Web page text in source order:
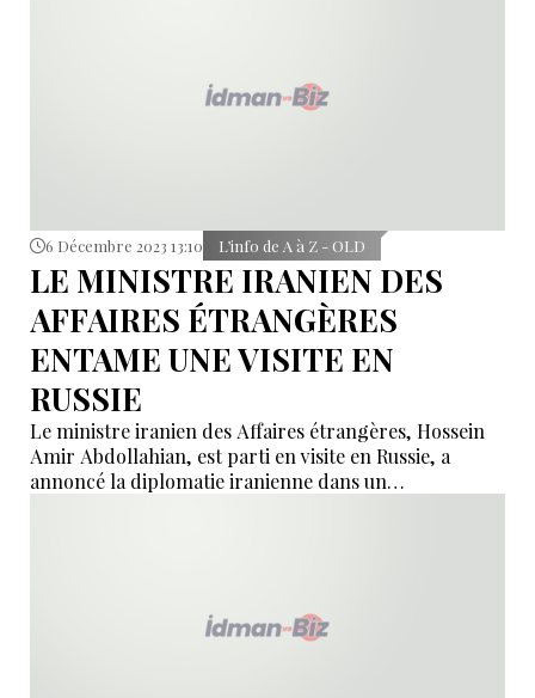
6 Décembre 2023 13:10 L’info de A à Z - OLD
LE MINISTRE IRANIEN DES
AFFAIRES ÉTRANGÈRES
ENTAME UNE VISITE EN
RUSSIE
Le ministre iranien des Affaires étrangères, Hossein
Amir Abdollahian, est parti en visite en Russie, a
annoncé la diplomatie iranienne dans un